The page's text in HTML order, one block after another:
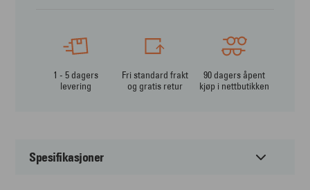
1 - 5 dagers
levering
Fri standard frakt
og gratis retur
90 dagers åpent
kjøp i nettbutikken
Spesifikasjoner